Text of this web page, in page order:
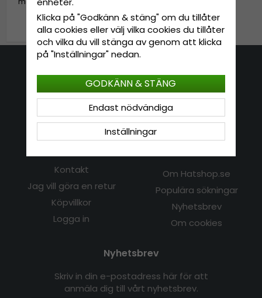
399 kr499 kr
Kontakta oss
E-mail: info@hatshop.se
Tel: 031-320 22 00
Kontakt
Jag vill göra en retur
Köpvillkor
Logga in
Om Hatshop.se
Populära sökningar
Nyhetsbrev
Om cookies
Nyhetsbrev
Skriv in din e-postadress här för att
anmäla dig till vårt nyhetsbrev.
Klicka på "Godkänn & stäng" om du tillåter
alla cookies eller välj vilka cookies du tillåter
och vilka du vill stänga av genom att klicka
på "Inställningar" nedan.
Inställningar
Endast nödvändiga
GODKÄNN & STÄNG